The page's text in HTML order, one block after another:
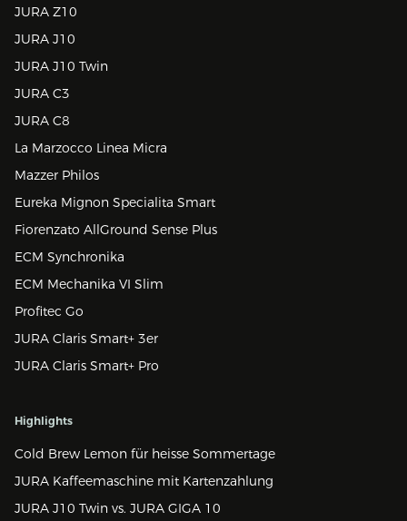
JURA Z10
JURA J10
JURA J10 Twin
JURA C3
JURA C8
La Marzocco Linea Micra
Mazzer Philos
Eureka Mignon Specialita Smart
Fiorenzato AllGround Sense Plus
ECM Synchronika
ECM Mechanika VI Slim
Profitec Go
JURA Claris Smart+ 3er
JURA Claris Smart+ Pro
Highlights
Cold Brew Lemon für heisse Sommertage
JURA Kaffeemaschine mit Kartenzahlung
JURA J10 Twin vs. JURA GIGA 10